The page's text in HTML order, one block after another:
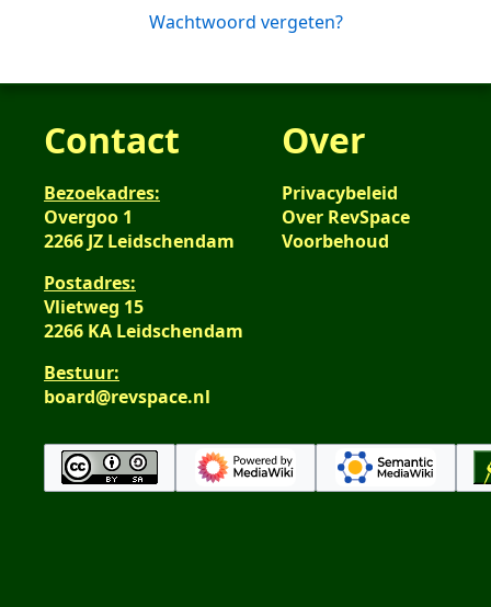
Wachtwoord vergeten?
Contact
Bezoekadres:
Overgoo 1
2266 JZ Leidschendam
Postadres:
Vlietweg 15
2266 KA Leidschendam
Bestuur:
board@revspace.nl
Over
Privacybeleid
Over RevSpace
Voorbehoud